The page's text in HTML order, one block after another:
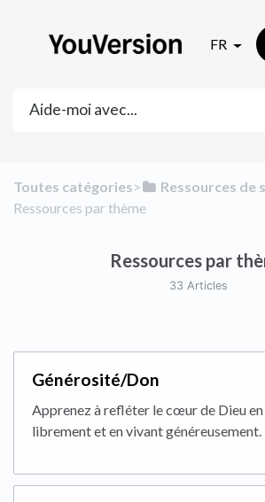
FR
Toutes catégories​>​ ​Ressources de
Ressources par thème
Ressources par
33 Articles
Générosité/Don
Apprenez à refléter le cœur de Dieu
librement et en vivant généreusement.